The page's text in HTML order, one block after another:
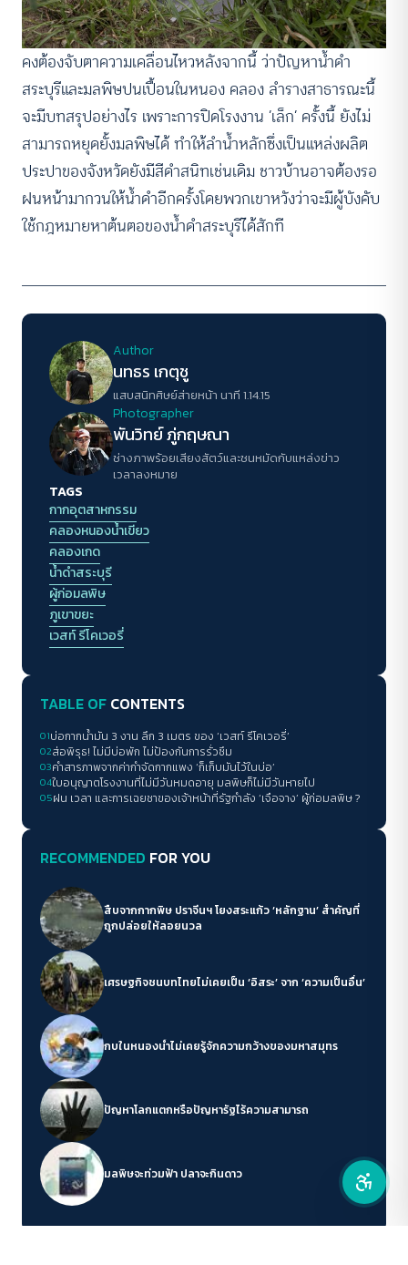
คงต้องจับตาความเคลื่อนไหวหลังจากนี้ ว่าปัญหาน้ำดำ
สระบุรีและมลพิษปนเปื้อนในหนอง คลอง ลำรางสาธารณะนี้
จะมีบทสรุปอย่างไร เพราะการปิดโรงงาน ‘เล็ก’ ครั้งนี้ ยังไม่
สามารถหยุดยั้งมลพิษได้ ทำให้ลำน้ำหลักซึ่งเป็นแหล่งผลิต
ประปาของจังหวัดยังมีสีดำสนิทเช่นเดิม ชาวบ้านอาจต้องรอ
ฝนหน้ามากวนให้น้ำดำอีกครั้งโดยพวกเขาหวังว่าจะมีผู้บังคับ
ใช้กฎหมายหาต้นตอของน้ำดำสระบุรีได้สักที
Author
นทธร เกตุชู
แสบสนิทศิษย์ส่ายหน้า นาที 1.14.15
Photographer
พันวิทย์ ภู่กฤษณา
ช่างภาพร้อยเสียงสัตว์และชนหมัดกับแหล่งข่าว
เวลาลงหมาย
TAGS
กากอุตสาหกรรม
คลองหนองน้ำเขียว
คลองเกด
น้ำดำสระบุรี
ผู้ก่อมลพิษ
ภูเขาขยะ
เวสท์ รีโคเวอรี่
TABLE OF CONTENTS
01บ่อกากน้ำมัน 3 งาน ลึก 3 เมตร ของ ‘เวสท์ รีโคเวอรี่’
02ส่อพิรุธ! ไม่มีบ่อพัก ไม่ป้องกันการรั่วซึม
03คำสารภาพจากค่ากำจัดกากแพง ‘ก็เก็บมันไว้ในบ่อ’
04ใบอนุญาตโรงงานที่ไม่มีวันหมดอายุ มลพิษก็ไม่มีวันหายไป
05ฝน เวลา และการเฉยชาของเจ้าหน้าที่รัฐกำลัง ‘เจือจาง’ ผู้ก่อมลพิษ ?
RECOMMENDED FOR YOU
สืบจากกากพิษ ปราจีนฯ โยงสระแก้ว ‘หลักฐาน’ สำคัญที่
ถูกปล่อยให้ลอยนวล
เศรษฐกิจชนบทไทยไม่เคยเป็น ‘อิสระ’ จาก ‘ความเป็นอื่น’
กบในหนองน้ำไม่เคยรู้จักความกว้างของมหาสมุทร
ปัญหาโลกแตกหรือปัญหารัฐไร้ความสามารถ
มลพิษจะท่วมฟ้า ปลาจะกินดาว
ACCESS
ขนาดตัวอักษร
ระยะห่างข้อความ
ปกติ มาก
ปรับสีสำหรับตาบอดสี
คอนทราสต์สูง
โหมดขาวดำ
เน้นกรอบ Focus